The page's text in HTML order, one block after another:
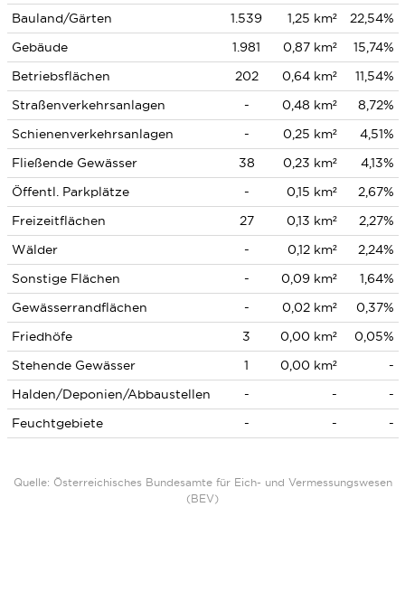
Bauland/Gärten 1.539 1,25 km²
22,54%
Gebäude
1.981 0,87 km²
15,74%
Betriebsflächen
202 0,64 km²
11,54%
Straßenverkehrsanlagen
- 0,48 km²
8,72%
Schienenverkehrsanlagen
- 0,25 km²
4,51%
Fließende Gewässer
38 0,23 km²
4,13%
Öffentl. Parkplätze
- 0,15 km²
2,67%
Freizeitflächen
27 0,13 km²
2,27%
Wälder
- 0,12 km²
2,24%
Sonstige Flächen
- 0,09 km²
1,64%
Gewässerrandflächen
- 0,02 km²
0,37%
Friedhöfe
3 0,00 km²
0,05%
Stehende Gewässer
1 0,00 km²
-
Halden/Deponien/Abbaustellen
- -
-
Feuchtgebiete
- - -
Quelle: Österreichisches Bundesamte für Eich- und Vermessungswesen
(BEV)